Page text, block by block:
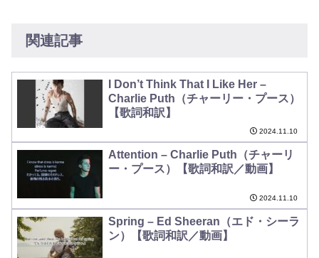
関連記事
I Don’t Think That I Like Her –
Charlie Puth（チャーリー・プース）
【歌詞和訳】
2024.11.10
Attention – Charlie Puth（チャーリ
ー・プース）【歌詞和訳／動画】
2024.11.10
Spring – Ed Sheeran（エド・シーラ
ン）【歌詞和訳／動画】